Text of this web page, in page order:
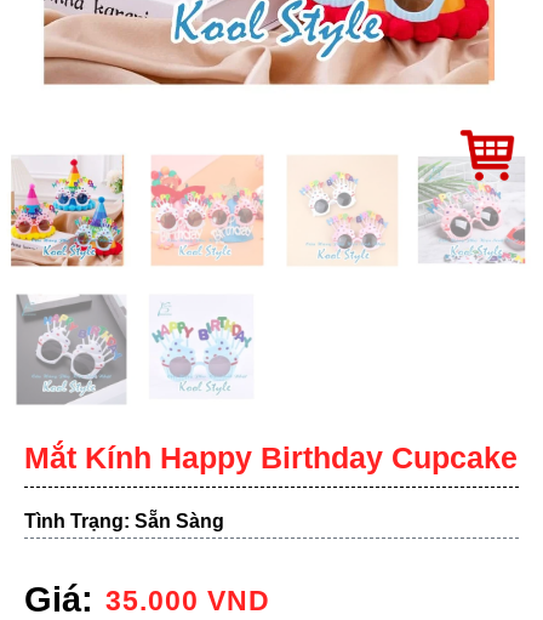
Mắt Kính Happy Birthday Cupcake
Tình Trạng: Sẵn Sàng
Giá: 35.000 VND